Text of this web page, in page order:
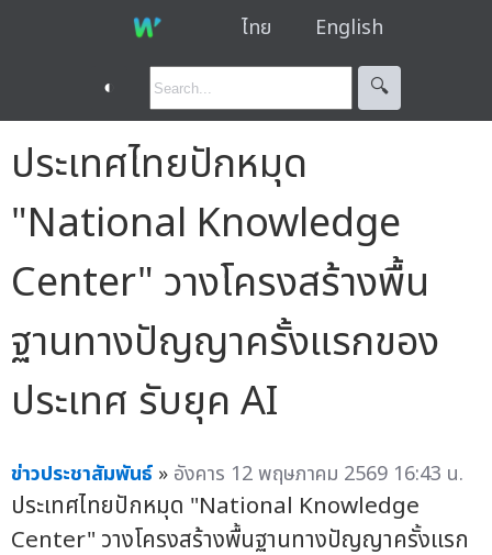
ไทย English
◐ 🔍︎
ประเทศไทยปักหมุด
"National Knowledge
Center" วางโครงสร้างพื้น
ฐานทางปัญญาครั้งแรกของ
ประเทศ รับยุค AI
ข่าวประชาสัมพันธ์ » อังคาร 12 พฤษภาคม 2569 16:43 น.
ประเทศไทยปักหมุด "National Knowledge
Center" วางโครงสร้างพื้นฐานทางปัญญาครั้งแรก